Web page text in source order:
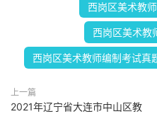
西岗区美术教
西岗区美术教
西岗区美术教师编制考试真
上一篇
2021年辽宁省大连市中山区教